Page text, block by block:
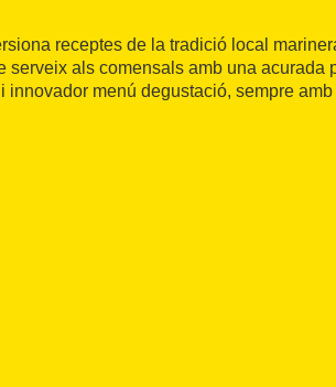
receptes de la tradició local
serveix als comensals amb una acurada
innovador menú degustació, sempre